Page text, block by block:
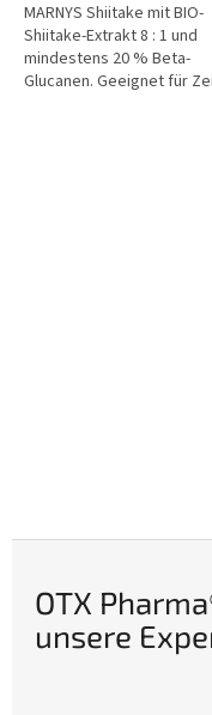
MARNYS Shiitake mit BIO-
Shiitake-Extrakt 8 : 1 und
mindestens 20 % Beta-
Glucanen. Geeignet für
OTX
unsere